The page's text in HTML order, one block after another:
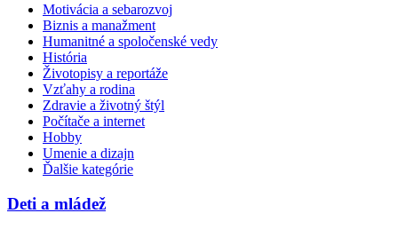
Motivácia a sebarozvoj
Biznis a manažment
Humanitné a spoločenské vedy
História
Životopisy a reportáže
Vzťahy a rodina
Zdravie a životný štýl
Počítače a internet
Hobby
Umenie a dizajn
Ďalšie kategórie
Deti a mládež